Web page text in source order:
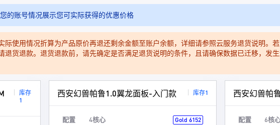
的账号情况展示您可实际获得的优惠价格
际使用情况折算为产品原价再退还剩余金额至账户余额，详细请参照云服务退货说明。
退货退款。退货退款前，请先确定是否满足退货说明的条件，且请确保数据已迁移，发
库存
1
西安幻兽帕鲁1.0翼龙面板-入门款 库存1
配置 4核心 Gold 6152
西安幻兽帕
配置 6核